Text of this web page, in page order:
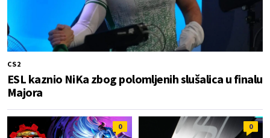
CS2
ESL kaznio NiKa zbog polomljenih slušalica u finalu
Majora
0 0